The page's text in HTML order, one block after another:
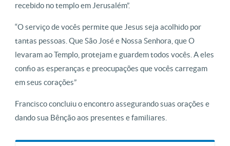
recebido no templo em Jerusalém”.
“O serviço de vocês permite que Jesus seja acolhido por
tantas pessoas. Que São José e Nossa Senhora, que O
levaram ao Templo, protejam e guardem todos vocês. A eles
confio as esperanças e preocupações que vocês carregam
em seus corações”
Francisco concluiu o encontro assegurando suas orações e
dando sua Bênção aos presentes e familiares.